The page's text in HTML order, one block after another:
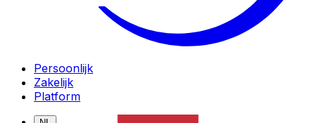
Persoonlijk
Zakelijk
Platform